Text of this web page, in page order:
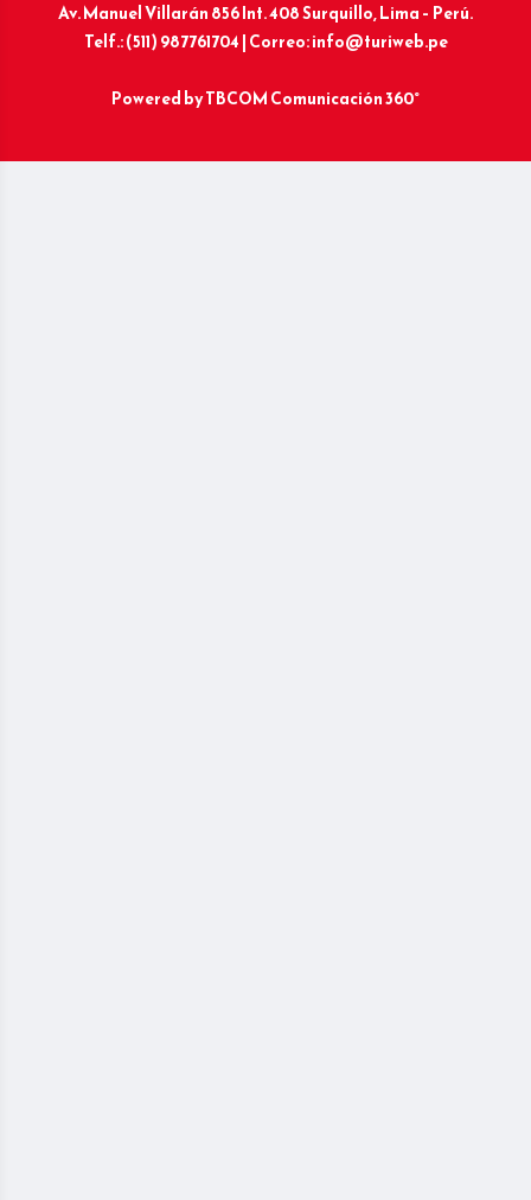
Av. Manuel Villarán 856 Int. 408 Surquillo, Lima – Perú.
Telf.: (511) 987761704 | Correo: info@turiweb.pe
Powered byTBCOM Comunicación 360°